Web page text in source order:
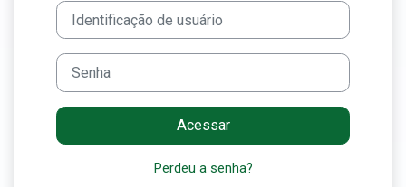
Identificação de usuário
Senha
Acessar
Perdeu a senha?